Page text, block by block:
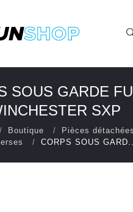
SOUS GARDE
SXP
Boutique
Pièces détachées
CORPS SOUS